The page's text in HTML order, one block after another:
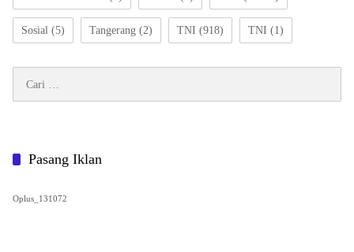
Sosial (5) Tangerang (2) TNI (918) TNI (1)
untuk:
Pasang Iklan
Oplus_131072